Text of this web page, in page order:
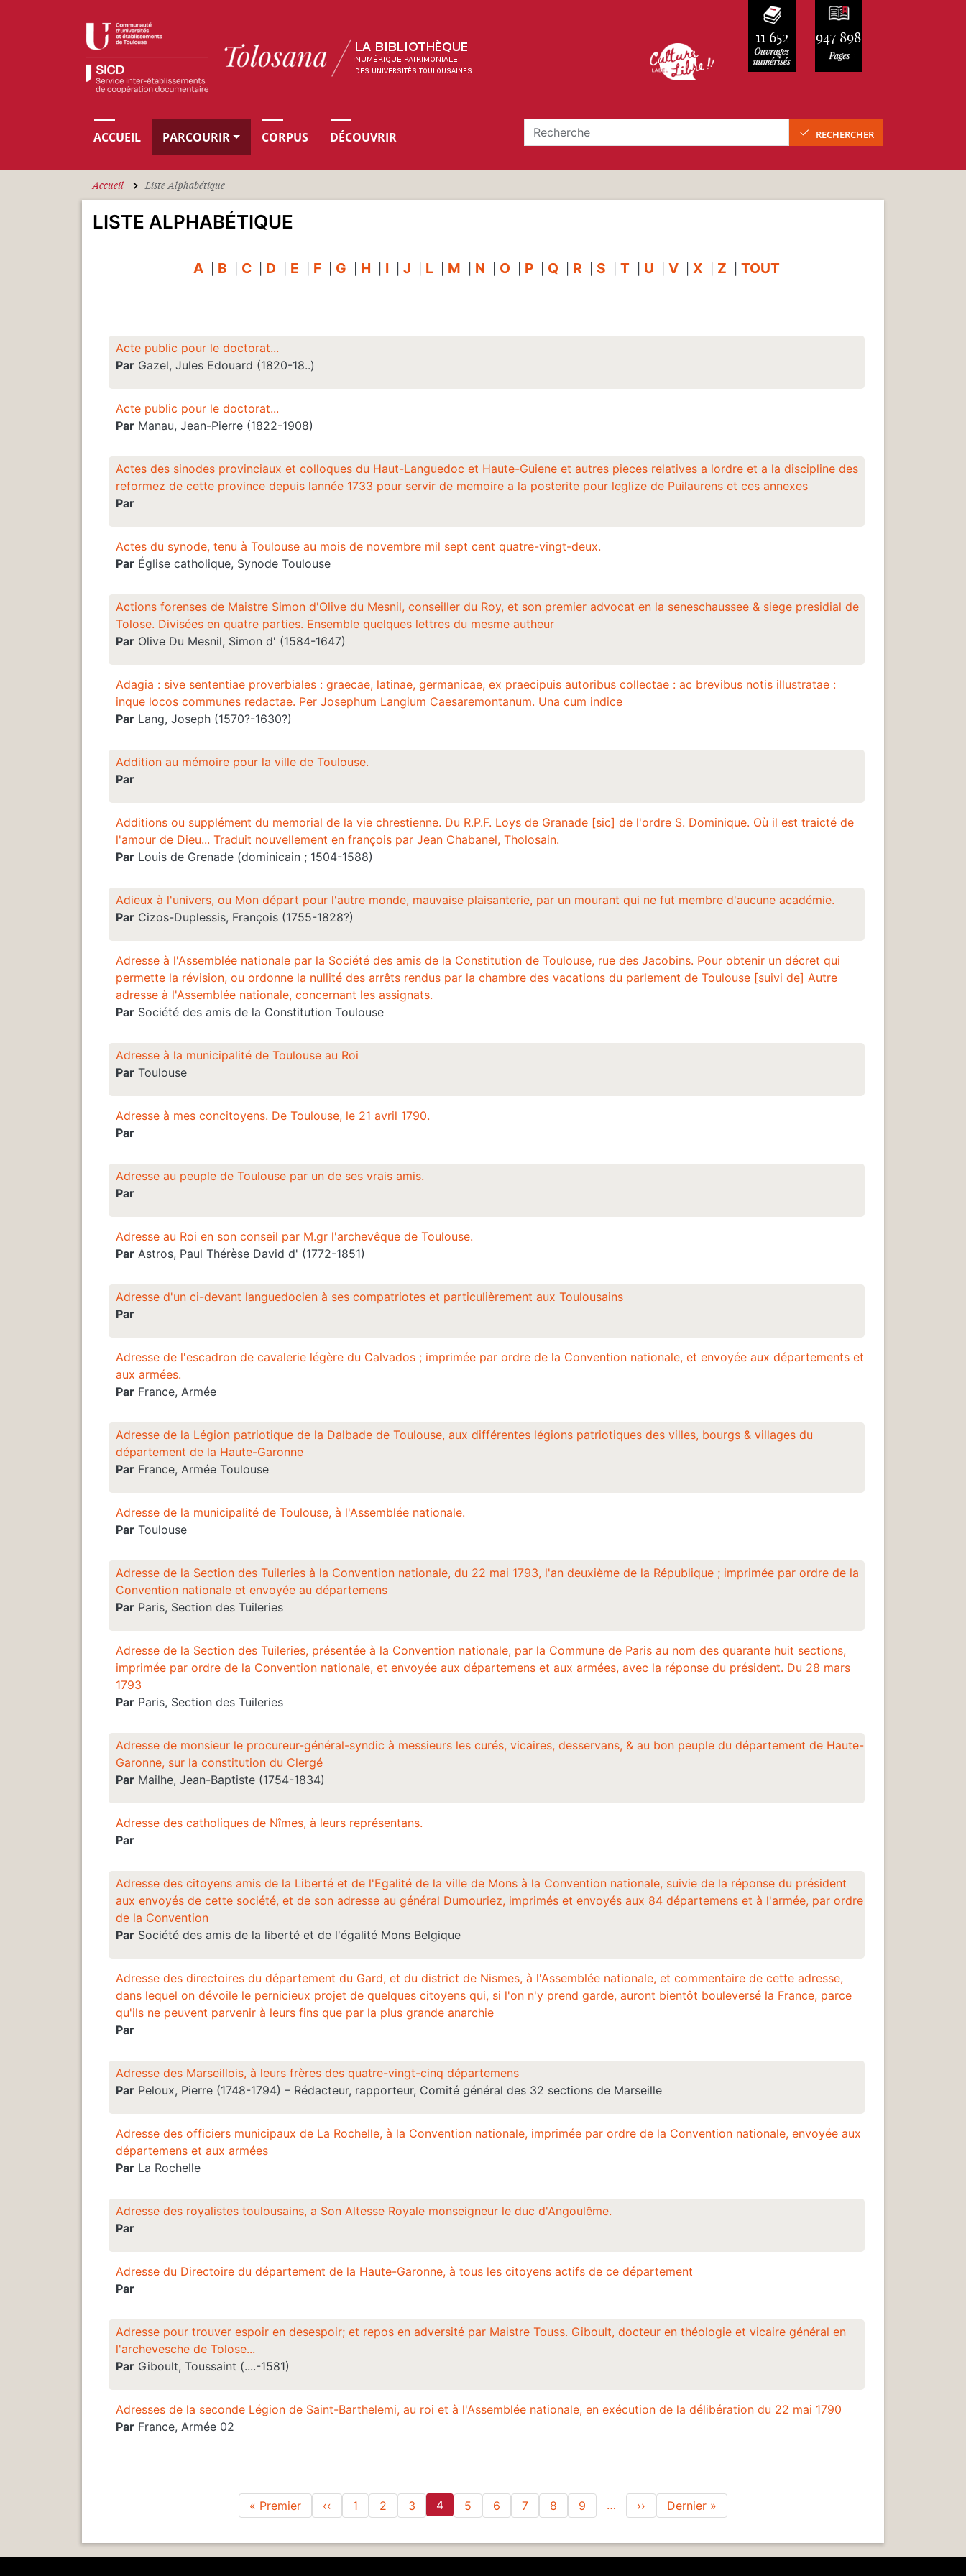
11 652 947 898
Navigation principale
ACCUEIL PARCOURIR CORPUS DÉCOUVRIR RECHERCHER
Accueil Liste Alphabétique
LISTE ALPHABÉTIQUE
A B C D E F G H I J L M N O P Q R S T U V X Z TOUT
Acte public pour le doctorat...
Par Gazel, Jules Edouard (1820-18..)
Acte public pour le doctorat...
Par Manau, Jean-Pierre (1822-1908)
Actes des sinodes provinciaux et colloques du Haut-Languedoc et Haute-Guiene et autres pieces relatives a lordre et a la discipline des
reformez de cette province depuis lannée 1733 pour servir de memoire a la posterite pour leglize de Puilaurens et ces annexes
Par
Actes du synode, tenu à Toulouse au mois de novembre mil sept cent quatre-vingt-deux.
Par Église catholique, Synode Toulouse
Actions forenses de Maistre Simon d'Olive du Mesnil, conseiller du Roy, et son premier advocat en la seneschaussee & siege presidial de
Tolose. Divisées en quatre parties. Ensemble quelques lettres du mesme autheur
Par Olive Du Mesnil, Simon d' (1584-1647)
Adagia : sive sententiae proverbiales : graecae, latinae, germanicae, ex praecipuis autoribus collectae : ac brevibus notis illustratae :
inque locos communes redactae. Per Josephum Langium Caesaremontanum. Una cum indice
Par Lang, Joseph (1570?-1630?)
Addition au mémoire pour la ville de Toulouse.
Par
Additions ou supplément du memorial de la vie chrestienne. Du R.P.F. Loys de Granade [sic] de l'ordre S. Dominique. Où il est traicté de
l'amour de Dieu... Traduit nouvellement en françois par Jean Chabanel, Tholosain.
Par Louis de Grenade (dominicain ; 1504-1588)
Adieux à l'univers, ou Mon départ pour l'autre monde, mauvaise plaisanterie, par un mourant qui ne fut membre d'aucune académie.
Par Cizos-Duplessis, François (1755-1828?)
Adresse à l'Assemblée nationale par la Société des amis de la Constitution de Toulouse, rue des Jacobins. Pour obtenir un décret qui
permette la révision, ou ordonne la nullité des arrêts rendus par la chambre des vacations du parlement de Toulouse [suivi de] Autre
adresse à l'Assemblée nationale, concernant les assignats.
Par Société des amis de la Constitution Toulouse
Adresse à la municipalité de Toulouse au Roi
Par Toulouse
Adresse à mes concitoyens. De Toulouse, le 21 avril 1790.
Par
Adresse au peuple de Toulouse par un de ses vrais amis.
Par
Adresse au Roi en son conseil par M.gr l'archevêque de Toulouse.
Par Astros, Paul Thérèse David d' (1772-1851)
Adresse d'un ci-devant languedocien à ses compatriotes et particulièrement aux Toulousains
Par
Adresse de l'escadron de cavalerie légère du Calvados ; imprimée par ordre de la Convention nationale, et envoyée aux départements et
aux armées.
Par France, Armée
Adresse de la Légion patriotique de la Dalbade de Toulouse, aux différentes légions patriotiques des villes, bourgs & villages du
département de la Haute-Garonne
Par France, Armée Toulouse
Adresse de la municipalité de Toulouse, à l'Assemblée nationale.
Par Toulouse
Adresse de la Section des Tuileries à la Convention nationale, du 22 mai 1793, l'an deuxième de la République ; imprimée par ordre de la
Convention nationale et envoyée au départemens
Par Paris, Section des Tuileries
Adresse de la Section des Tuileries, présentée à la Convention nationale, par la Commune de Paris au nom des quarante huit sections,
imprimée par ordre de la Convention nationale, et envoyée aux départemens et aux armées, avec la réponse du président. Du 28 mars
1793
Par Paris, Section des Tuileries
Adresse de monsieur le procureur-général-syndic à messieurs les curés, vicaires, desservans, & au bon peuple du département de Haute-
Garonne, sur la constitution du Clergé
Par Mailhe, Jean-Baptiste (1754-1834)
Adresse des catholiques de Nîmes, à leurs représentans.
Par
Adresse des citoyens amis de la Liberté et de l'Egalité de la ville de Mons à la Convention nationale, suivie de la réponse du président
aux envoyés de cette société, et de son adresse au général Dumouriez, imprimés et envoyés aux 84 départemens et à l'armée, par ordre
de la Convention
Par Société des amis de la liberté et de l'égalité Mons Belgique
Adresse des directoires du département du Gard, et du district de Nismes, à l'Assemblée nationale, et commentaire de cette adresse,
dans lequel on dévoile le pernicieux projet de quelques citoyens qui, si l'on n'y prend garde, auront bientôt bouleversé la France, parce
qu'ils ne peuvent parvenir à leurs fins que par la plus grande anarchie
Par
Adresse des Marseillois, à leurs frères des quatre-vingt-cinq départemens
Par Peloux, Pierre (1748-1794) – Rédacteur, rapporteur, Comité général des 32 sections de Marseille
Adresse des officiers municipaux de La Rochelle, à la Convention nationale, imprimée par ordre de la Convention nationale, envoyée aux
départemens et aux armées
Par La Rochelle
Adresse des royalistes toulousains, a Son Altesse Royale monseigneur le duc d'Angoulême.
Par
Adresse du Directoire du département de la Haute-Garonne, à tous les citoyens actifs de ce département
Par
Adresse pour trouver espoir en desespoir; et repos en adversité par Maistre Touss. Giboult, docteur en théologie et vicaire général en
l'archevesche de Tolose...
Par Giboult, Toussaint (....-1581)
Adresses de la seconde Légion de Saint-Barthelemi, au roi et à l'Assemblée nationale, en exécution de la délibération du 22 mai 1790
Par France, Armée 02
Pagination
« PremierPremière page
‹‹ Page précédente
1 2 3 4 5 6 7 8 9 … ›› Page suivante
Dernier »